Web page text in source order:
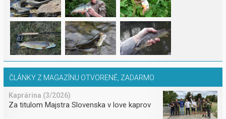
ČLÁNKY Z MAGAZÍNU OTVORENÉ, ZADARMO
Kaprárina (3/2026)
Za titulom Majstra Slovenska v love kaprov